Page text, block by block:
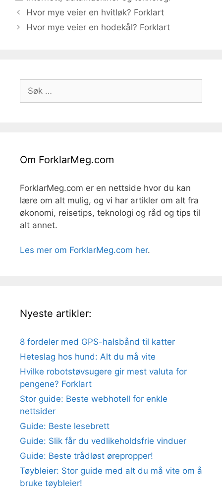
Hvor mye veier en hvitløk? Forklart
Hvor mye veier en hodekål? Forklart
etter:
Om ForklarMeg.com
ForklarMeg.com er en nettside hvor du kan
lære om alt mulig, og vi har artikler om alt fra
økonomi, reisetips, teknologi og råd og tips til
alt annet.
Les mer om ForklarMeg.com her.
Nyeste artikler:
8 fordeler med GPS-halsbånd til katter
Heteslag hos hund: Alt du må vite
Hvilke robotstøvsugere gir mest valuta for
pengene? Forklart
Stor guide: Beste webhotell for enkle
nettsider
Guide: Beste lesebrett
Guide: Slik får du vedlikeholdsfrie vinduer
Guide: Beste trådløst ørepropper!
Tøybleier: Stor guide med alt du må vite om å
bruke tøybleier!